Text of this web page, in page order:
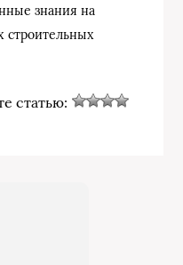
знания на
строительных
статью: